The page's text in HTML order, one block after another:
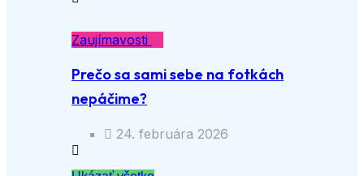
Zaujímavosti
Prečo sa sami sebe na fotkách
nepáčime?
24. februára 2026